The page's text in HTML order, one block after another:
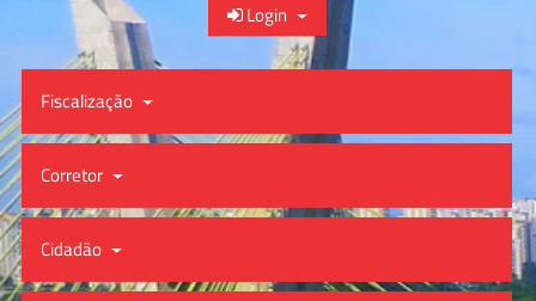
Login
Fiscalização
Corretor
Cidadão